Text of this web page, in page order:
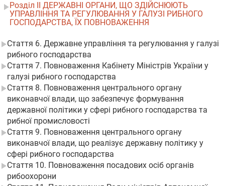
Розділ II ДЕРЖАВНІ ОРГАНИ, ЩО ЗДІЙСНЮЮТЬ
УПРАВЛІННЯ ТА РЕГУЛЮВАННЯ У ГАЛУЗІ РИБНОГО
ГОСПОДАРСТВА, ЇХ ПОВНОВАЖЕННЯ
Стаття 6. Державне управління та регулювання у галузі
рибного господарства
Стаття 7. Повноваження Кабінету Міністрів України у
галузі рибного господарства
Стаття 8. Повноваження центрального органу
виконавчої влади, що забезпечує формування
державної політики у сфері рибного господарства та
рибної промисловості
Стаття 9. Повноваження центрального органу
виконавчої влади, що реалізує державну політику у
сфері рибного господарства
Стаття 10. Повноваження посадових осіб органів
рибоохорони